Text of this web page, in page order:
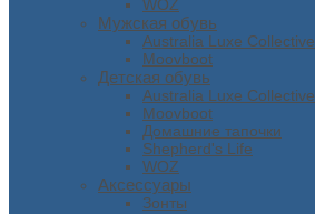
WOZ
Мужская обувь
Australia Luxe Collective
Moovboot
Детская обувь
Australia Luxe Collective
Moovboot
Домашние тапочки
Shepherd's Life
WOZ
Аксессуары
Зонты